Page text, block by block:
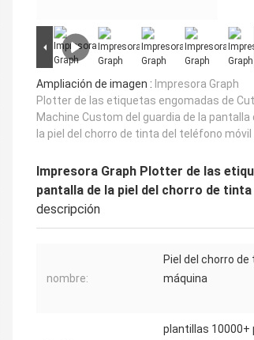
Ampliación de imagen : Impresora Graph
Plotter de las etiquetas engomadas de
Machine Custom del guardia de la pantalla
la piel del chorro de tinta del teléfono móvil
Impresora Graph Plotter de las
pantalla de la piel del chorro de
descripción
nombre:
Piel del chorro
máquina
plantillas 10000+